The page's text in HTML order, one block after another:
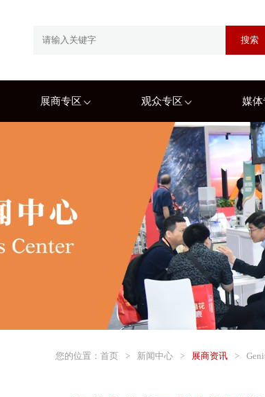
展商专区 观众专区 媒体
您的位置： 首页 > 新闻中心 > 展商资讯 >